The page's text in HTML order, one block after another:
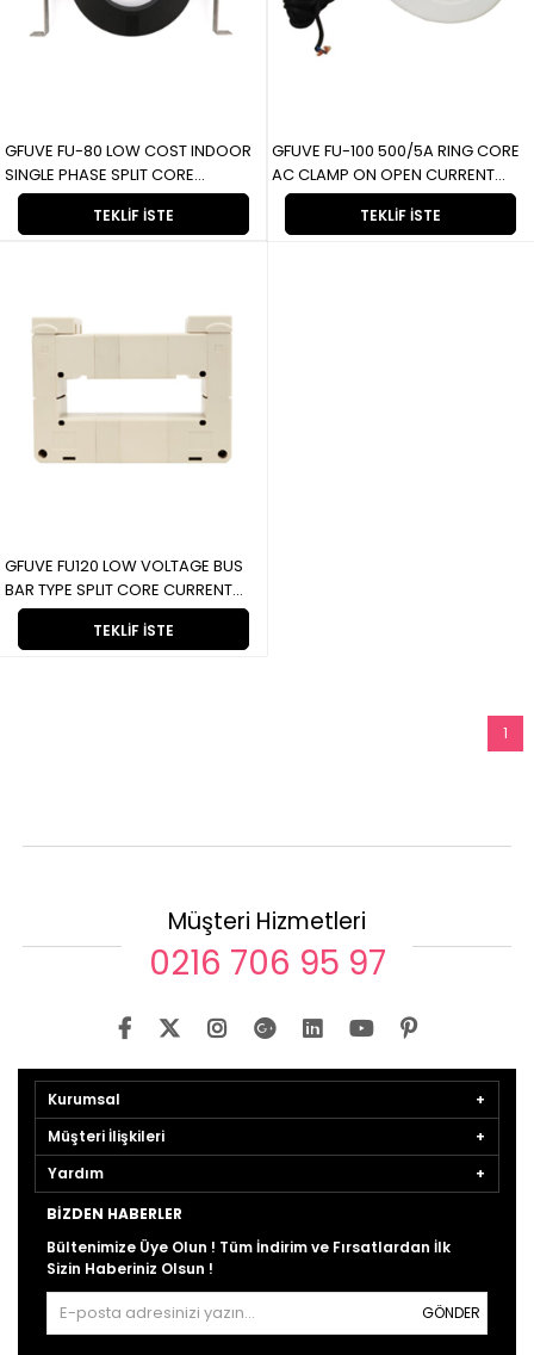
TEKLIF İSTE
GFUVE FU-80 LOW COST INDOOR
SINGLE PHASE SPLIT CORE
CURRENT TRANSFORMER FU-80
DÜŞÜK MALİYETLİ KAPALI TEK FAZLI
TEKLIF İSTE
GFUVE FU-100 500/5A RING CORE
AC CLAMP ON OPEN CURRENT
TRANSFORMER FU-100 500/5A
HALKA NÜVELİ AC AÇIK AKIM
TEKLIF İSTE
GFUVE FU120 LOW VOLTAGE BUS
BAR TYPE SPLIT CORE CURRENT
TRANSFORMER FU120 ALÇAK
GERİLİM BARA TİPİ BÖLÜNMÜŞ
1
Müşteri Hizmetleri
0216 706 95 97
Kurumsal
Müşteri İlişkileri
Yardım
BIZDEN HABERLER
Bültenimize Üye Olun ! Tüm İndirim ve Fırsatlardan İlk
Sizin Haberiniz Olsun !
GÖNDER